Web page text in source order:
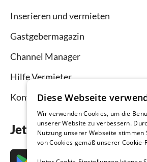
Inserieren und vermieten
Gastgebermagazin
Channel Manager
Hilfe Vermieter
Kontakt
Jetzt die App
Diese Webseite
Wir verwenden Cookies, um die
unserer Website zu verbessern.
Nutzung unserer Webseite stimmen
von Cookies gemäß unserer Cookie-